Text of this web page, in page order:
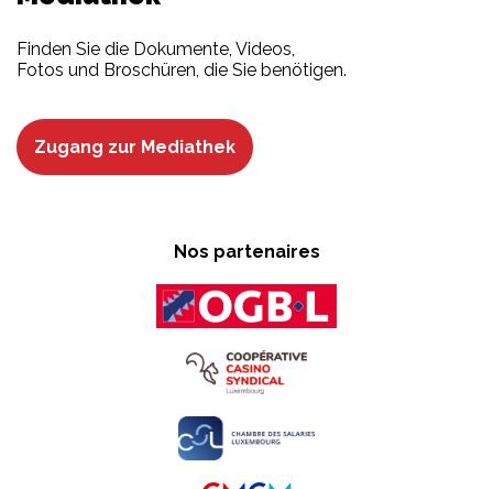
Finden Sie die Dokumente, Videos,
Fotos und Broschüren, die Sie benötigen.
Zugang zur Mediathek
Nos partenaires